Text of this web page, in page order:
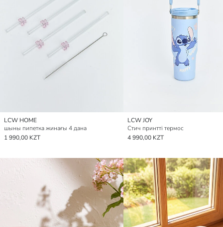
LCW HOME
шыны пипетка жинағы 4 дана
1 990,00 KZT
LCW JOY
Стич принтті термос
4 990,00 KZT